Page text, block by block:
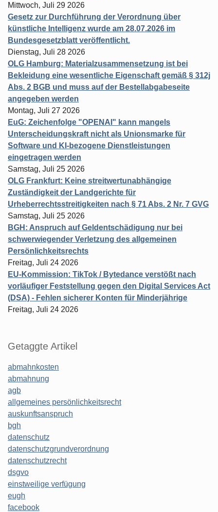
Mittwoch, Juli 29 2026
Gesetz zur Durchführung der Verordnung über
künstliche Intelligenz wurde am 28.07.2026 im
Bundesgesetzblatt veröffentlicht.
Dienstag, Juli 28 2026
OLG Hamburg: Materialzusammensetzung ist bei
Bekleidung eine wesentliche Eigenschaft gemäß § 312j
Abs. 2 BGB und muss auf der Bestellabgabeseite
angegeben werden
Montag, Juli 27 2026
EuG: Zeichenfolge "OPENAI" kann mangels
Unterscheidungskraft nicht als Unionsmarke für
Software und KI-bezogene Dienstleistungen
eingetragen werden
Samstag, Juli 25 2026
OLG Frankfurt: Keine streitwertunabhängige
Zuständigkeit der Landgerichte für
Urheberrechtsstreitigkeiten nach § 71 Abs. 2 Nr. 7 GVG
Samstag, Juli 25 2026
BGH: Anspruch auf Geldentschädigung nur bei
schwerwiegender Verletzung des allgemeinen
Persönlichkeitsrechts
Freitag, Juli 24 2026
EU-Kommission: TikTok / Bytedance verstößt nach
vorläufiger Feststellung gegen den Digital Services Act
(DSA) - Fehlen sicherer Konten für Minderjährige
Freitag, Juli 24 2026
Getaggte Artikel
abmahnkosten
abmahnung
agb
allgemeines persönlichkeitsrecht
auskunftsanspruch
bgh
datenschutz
datenschutzgrundverordnung
datenschutzrecht
dsgvo
einstweilige verfügung
eugh
facebook